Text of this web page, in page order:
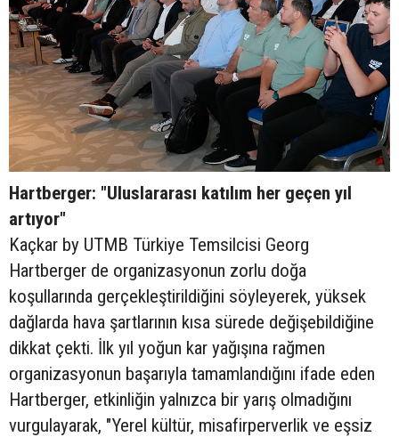
Hartberger: "Uluslararası katılım her geçen yıl
artıyor"
Kaçkar by UTMB Türkiye Temsilcisi Georg
Hartberger de organizasyonun zorlu doğa
koşullarında gerçekleştirildiğini söyleyerek, yüksek
dağlarda hava şartlarının kısa sürede değişebildiğine
dikkat çekti. İlk yıl yoğun kar yağışına rağmen
organizasyonun başarıyla tamamlandığını ifade eden
Hartberger, etkinliğin yalnızca bir yarış olmadığını
vurgulayarak, "Yerel kültür, misafirperverlik ve eşsiz